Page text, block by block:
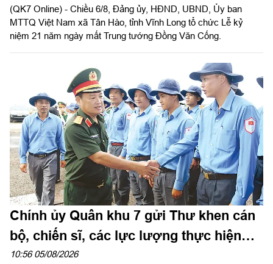
(QK7 Online) - Chiều 6/8, Đảng ủy, HĐND, UBND, Ủy ban
MTTQ Việt Nam xã Tân Hào, tỉnh Vĩnh Long tổ chức Lễ kỷ
niệm 21 năm ngày mất Trung tướng Đồng Văn Cống.
Chính ủy Quân khu 7 gửi Thư khen cán
bộ, chiến sĩ, các lực lượng thực hiện
nhiệm vụ tìm kiếm, quy tập và xác định
10:56 05/08/2026